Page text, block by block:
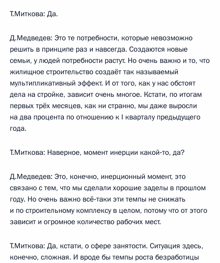
Т.Миткова: Да.
Д.Медведев: Это те потребности, которые невозможно
решить в принципе раз и навсегда. Создаются новые
семьи, у людей потребности растут. Но очень важно и то, что
жилищное строительство создаёт так называемый
мультипликативный эффект. И от того, как у нас обстоят
дела на стройке, зависит очень многое. Кстати, по итогам
первых трёх месяцев, как ни странно, мы даже выросли
на два процента по отношению к I кварталу предыдущего
года.
Т.Миткова: Наверное, момент инерции какой‑то, да?
Д.Медведев: Это, конечно, инерционный момент, это
связано с тем, что мы сделали хорошие заделы в прошлом
году. Но очень важно всё‑таки эти темпы не снижать
и по строительному комплексу в целом, потому что от этого
зависит и огромное количество рабочих мест.
Т.Миткова: Да, кстати, о сфере занятости. Ситуация здесь,
конечно, сложная. И вроде бы темпы роста безработицы